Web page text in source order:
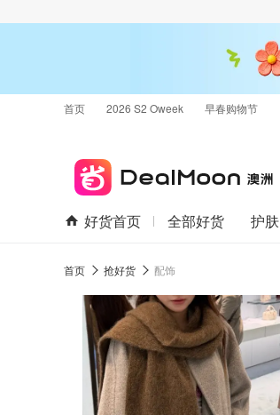
首页 2026 S2 Oweek 早春购物节
好货首页 全部好货 护肤
首页 抢好货 配饰